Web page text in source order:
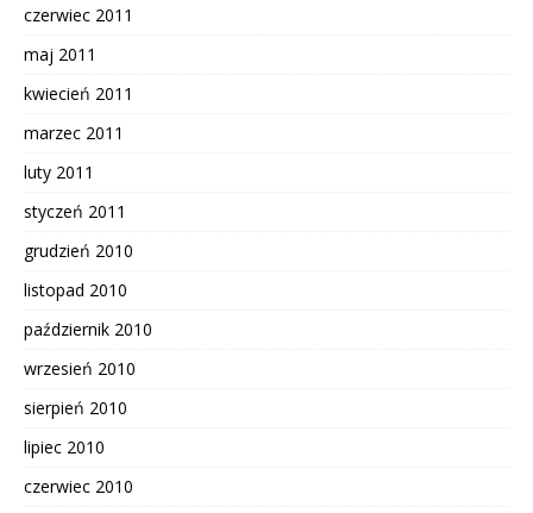
czerwiec 2011
maj 2011
kwiecień 2011
marzec 2011
luty 2011
styczeń 2011
grudzień 2010
listopad 2010
październik 2010
wrzesień 2010
sierpień 2010
lipiec 2010
czerwiec 2010